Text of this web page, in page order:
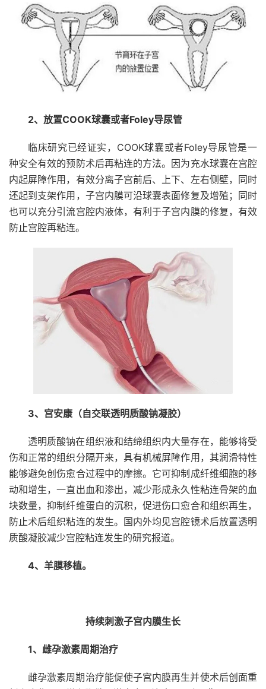
2、放置COOK球囊或者Foley导尿管
临床研究已经证实，COOK球囊或者Foley导尿管是一
种安全有效的预防术后再粘连的方法。因为充水球囊在宫腔
内起屏障作用，有效分离子宫前后、上下、左右侧壁，同时
还起到支架作用，子宫内膜可沿球囊表面修复及增殖；同时
也可以充分引流宫腔内液体，有利于子宫内膜的修复，有效
防止宫腔再粘连。
3、宫安康（自交联透明质酸钠凝胶）
透明质酸钠在组织液和结缔组织内大量存在，能够将受
伤和正常的组织分隔开来，具有机械屏障作用，其润滑特性
能够避免创伤愈合过程中的摩擦。它可抑制成纤维细胞的移
动和增生，一直出血和渗出，减少形成永久性粘连骨架的血
块数量，抑制纤维蛋白的沉积，促进伤口愈合和组织再生，
防止术后组织粘连的发生。国内外均见宫腔镜术后放置透明
质酸凝胶减少宫腔粘连发生的研究报道。
4、羊膜移植。
持续刺激子宫内膜生长
1、雌孕激素周期治疗
雌孕激素周期治疗能促使子宫内膜再生并使术后创面重